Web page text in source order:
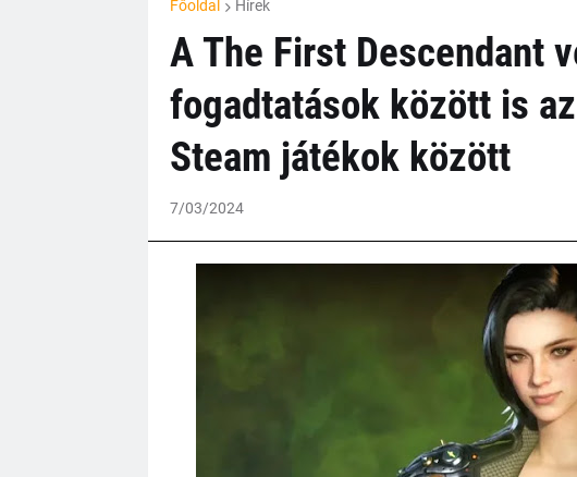
Főoldal Hírek
A The First Descendant
fogadtatások között is
Steam játékok között
7/03/2024